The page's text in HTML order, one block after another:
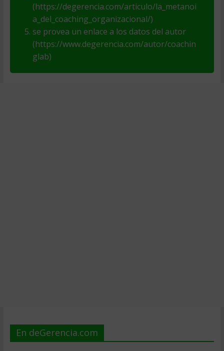
(https://degerencia.com/articulo/la_metanoi
a_del_coaching_organizacional/)
se provea un enlace a los datos del autor
(https://www.degerencia.com/autor/coachin
glab)
En deGerencia.com